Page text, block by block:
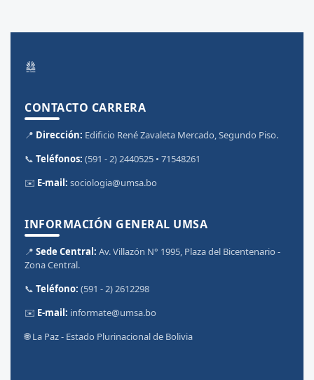
CONTACTO CARRERA
📍 Dirección: Edificio René Zavaleta Mercado, Segundo Piso.
📞 Teléfonos: (591 - 2) 2440525 • 71548261
✉️ E-mail: sociologia@umsa.bo
INFORMACIÓN GENERAL UMSA
📍 Sede Central: Av. Villazón N° 1995, Plaza del Bicentenario -
Zona Central.
📞 Teléfono: (591 - 2) 2612298
✉️ E-mail: informate@umsa.bo
🌐 La Paz - Estado Plurinacional de Bolivia